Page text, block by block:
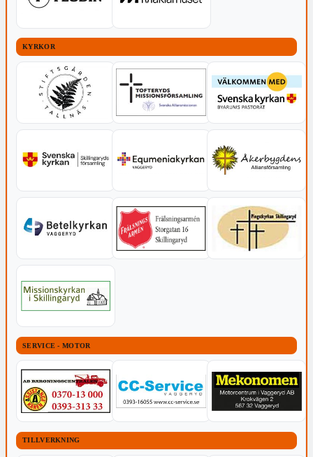
KYRKOR
SERVICE - MOTOR
TILLVERKNING